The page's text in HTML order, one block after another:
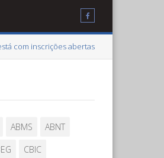
com inscrições abertas
ABMS
ABNT
CBIC